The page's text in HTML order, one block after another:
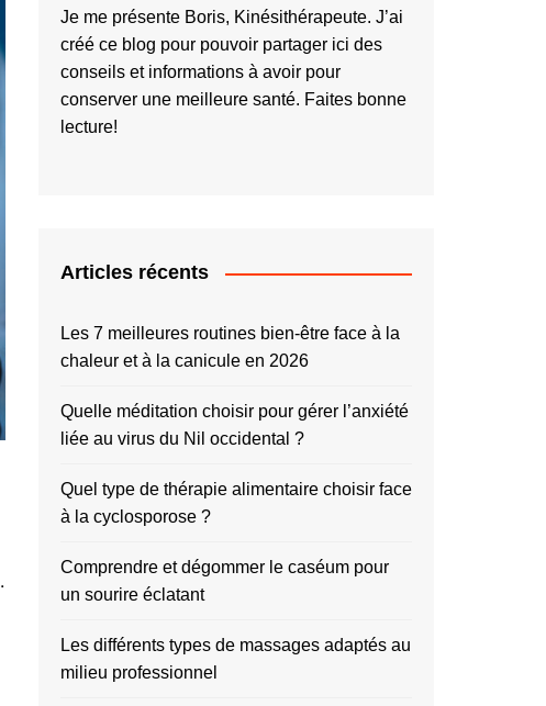
.
Je me présente Boris, Kinésithérapeute. J’ai
créé ce blog pour pouvoir partager ici des
conseils et informations à avoir pour
conserver une meilleure santé. Faites bonne
lecture!
Articles récents
Les 7 meilleures routines bien-être face à la
chaleur et à la canicule en 2026
Quelle méditation choisir pour gérer l’anxiété
liée au virus du Nil occidental ?
Quel type de thérapie alimentaire choisir face
à la cyclosporose ?
Comprendre et dégommer le caséum pour
un sourire éclatant
Les différents types de massages adaptés au
milieu professionnel